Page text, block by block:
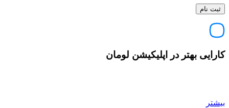
کارایی بهتر در اپلیکیشن لومان
بیشتر